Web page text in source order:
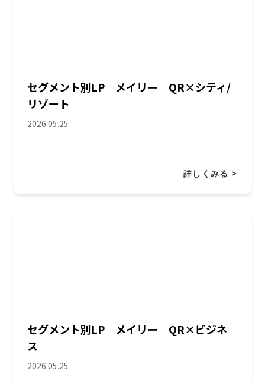
セグメント別LP メイリー QR×シティ/
リゾート
2026.05.25
詳しくみる >
セグメント別LP メイリー QR×ビジネ
ス
2026.05.25